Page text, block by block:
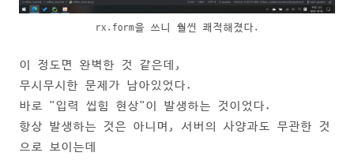
rx.form을 쓰니 훨씬 쾌적해졌다.
이 정도면 완벽한 것 같은데,
무시무시한 문제가 남아있었다.
바로 "입력 씹힘 현상"이 발생하는 것이었다.
항상 발생하는 것은 아니며, 서버의 사양과도 무관한 것
으로 보이는데